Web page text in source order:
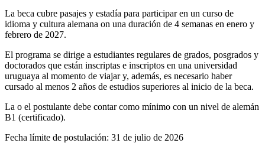
La beca cubre pasajes y estadía para participar en un curso de
idioma y cultura alemana on una duración de 4 semanas en enero y
febrero de 2027.
El programa se dirige a estudiantes regulares de grados, posgrados y
doctorados que están inscriptas e inscriptos en una universidad
uruguaya al momento de viajar y, además, es necesario haber
cursado al menos 2 años de estudios superiores al inicio de la beca.
La o el postulante debe contar como mínimo con un nivel de alemán
B1 (certificado).
Fecha límite de postulación: 31 de julio de 2026